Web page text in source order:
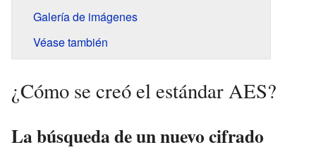
Galería de imágenes
Véase también
¿Cómo se creó el estándar AES?
La búsqueda de un nuevo cifrado